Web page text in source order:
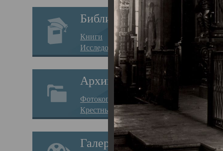
Библиотека
Книги
Исследования
Архив
Фотокопии дел
Крестные ходы
Галерея